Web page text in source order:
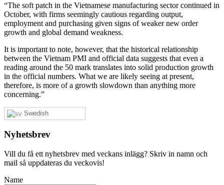
“The soft patch in the Vietnamese manufacturing sector continued in
October, with firms seemingly cautious regarding output,
employment and purchasing given signs of weaker new order
growth and global demand weakness.
It is important to note, however, that the historical relationship
between the Vietnam PMI and official data suggests that even a
reading around the 50 mark translates into solid production growth
in the official numbers. What we are likely seeing at present,
therefore, is more of a growth slowdown than anything more
concerning.”
Swedish
Nyhetsbrev
Vill du få ett nyhetsbrev med veckans inlägg? Skriv in namn och
mail så uppdateras du veckovis!
Name